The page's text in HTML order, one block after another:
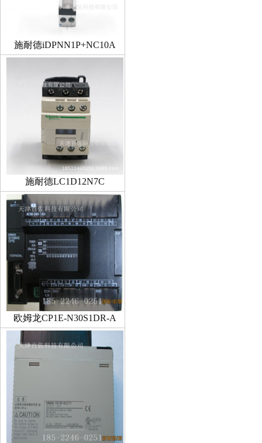
施耐德iDPNN1P+NC10A
施耐德LC1D12N7C
欧姆龙CP1E-N30S1DR-A